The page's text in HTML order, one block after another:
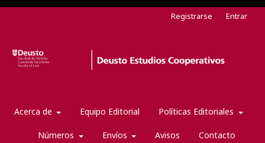
Acerca de Equipo Editorial Políticas Editoriales
Números Envíos Avisos Contacto
Registrarse Entrar